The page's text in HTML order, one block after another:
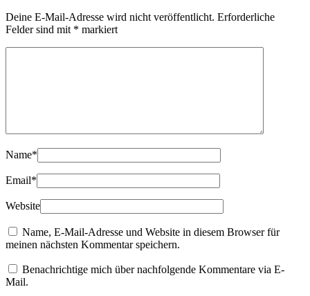
Deine E-Mail-Adresse wird nicht veröffentlicht. Erforderliche
Felder sind mit * markiert
Name*
Email*
Website
Name, E-Mail-Adresse und Website in diesem Browser für
meinen nächsten Kommentar speichern.
Benachrichtige mich über nachfolgende Kommentare via E-
Mail.